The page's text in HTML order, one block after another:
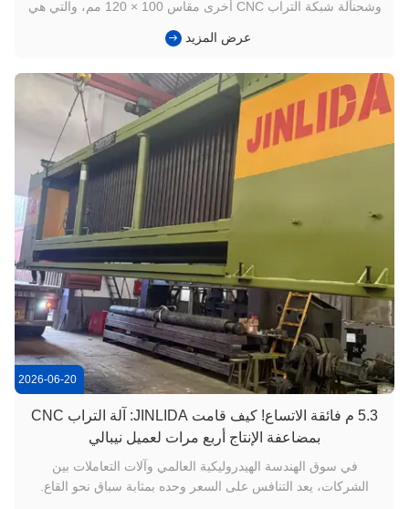
وشحنآلة شبكة التراب CNC أخرى مقاس 100 × 120 مم، والتي هي
علامة فارقة مهمة أخرى لشركة Jinlida في سوق جنوب شرق آسيا
التصنيع...
عرض المزيد
2026-06-20
5.3 م فائقة الاتساع! كيف قامت JINLIDA: آلة التراب CNC
بمضاعفة الإنتاج أربع مرات لعميل نيبالي
في سوق الهندسة الهيدروليكية العالمي وآلات التعاملات بين
الشركات، يعد التنافس على السعر وحده بمثابة سباق نحو القاع.